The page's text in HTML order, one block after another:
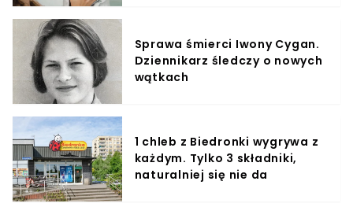
Sprawa śmierci Iwony Cygan.
Dziennikarz śledczy o nowych
wątkach
1 chleb z Biedronki wygrywa z
każdym. Tylko 3 składniki,
naturalniej się nie da